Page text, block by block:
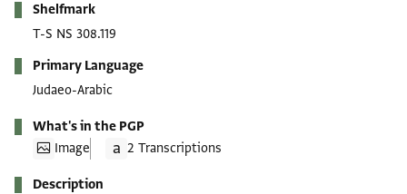
Shelfmark
T-S NS 308.119
Primary Language
Judaeo-Arabic
What's in the PGP
Image
2 Transcriptions
Description